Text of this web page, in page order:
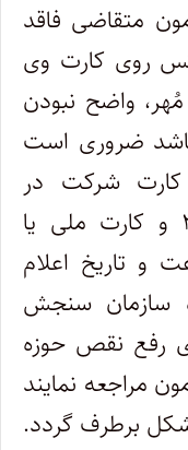
متقاضی فاقد
روی کارت وی
واضح نبودن
ضروری است
شرکت در
آزمون، ۲ قطعه عکس ۴ ×۳ و کارت ملی یا
و تاریخ اعلام
سازمان سنجش
رفع نقص حوزه
مراجعه نمایند
برطرف گردد.